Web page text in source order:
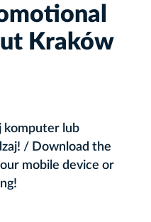
Kraków
komputer lub
/ Download the
mobile device or